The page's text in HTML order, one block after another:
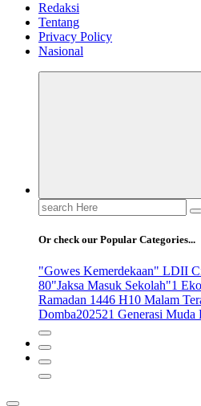
Redaksi
Tentang
Privacy Policy
Nasional
Search
for:
Or check our Popular Categories...
"Gowes Kemerdekaan" LDII
80"Jaksa Masuk Sekolah"1
Ramadan 1446 H10 Malam
Domba202521 Generasi